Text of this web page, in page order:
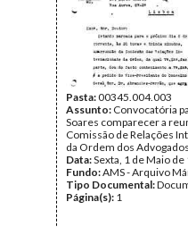
Pasta:00345.004.003
Assunto: Convocatória
Soares comparecer a
Comissão de Relações
da Ordem dos
Data:Sexta, 1 de Maio de
Fundo:AMS - Arquivo
Tipo Documental:
Página(s): 1